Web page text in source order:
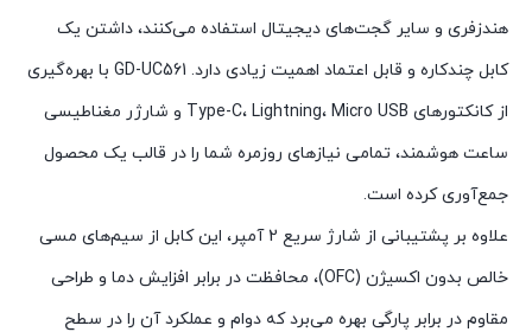
هندزفری و سایر گجت‌های دیجیتال استفاده می‌کنند، داشتن یک
کابل چندکاره و قابل اعتماد اهمیت زیادی دارد. GD-UC561 با بهره‌گیری
از کانکتورهای Type-C، Lightning، Micro USB و شارژر مغناطیسی
ساعت هوشمند، تمامی نیازهای روزمره شما را در قالب یک محصول
جمع‌آوری کرده است.
علاوه بر پشتیبانی از شارژ سریع 2 آمپر، این کابل از سیم‌های مسی
خالص بدون اکسیژن (OFC)، محافظت در برابر افزایش دما و طراحی
مقاوم در برابر پارگی بهره می‌برد که دوام و عملکرد آن را در سطح